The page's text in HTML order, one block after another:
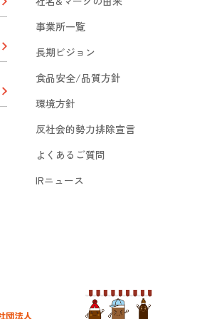
事業所一覧
長期ビジョン
食品安全/品質方針
環境方針
反社会的勢力排除宣言
よくあるご質問
IRニュース